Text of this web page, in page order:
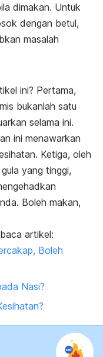
dimakan. Untuk
dengan betul,
masalah
ini? Pertama,
bukanlah satu
selama ini.
ini menawarkan
Ketiga, oleh
yang tinggi,
Boleh makan,
artikel:
Boleh
Nasi?